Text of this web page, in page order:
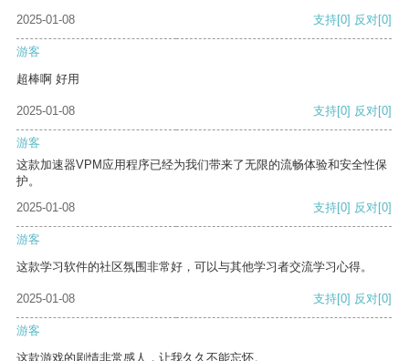
2025-01-08 支持[0] 反对[0]
游客
超棒啊 好用
2025-01-08 支持[0] 反对[0]
游客
这款加速器VPM应用程序已经为我们带来了无限的流畅体验和安全性保
护。
2025-01-08
支持[0] 反对[0]
游客
这款学习软件的社区氛围非常好，可以与其他学习者交流学习心得。
2025-01-08 支持[0] 反对[0]
游客
这款游戏的剧情非常感人，让我久久不能忘怀。